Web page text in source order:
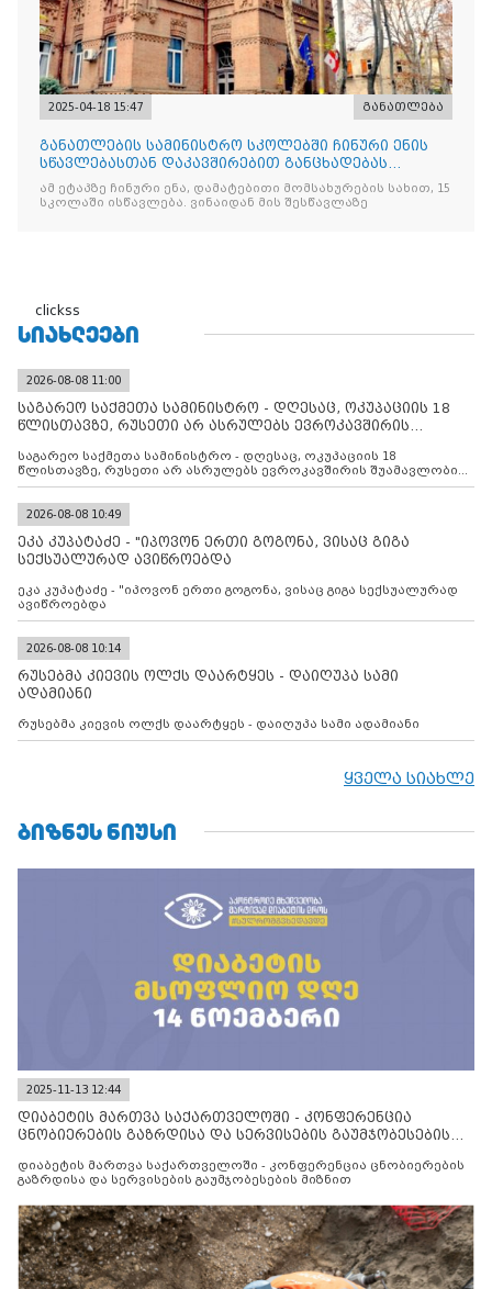
2025-04-18 15:47 განათლება
განათლების სამინისტრო სკოლებში ჩინური ენის
სწავლებასთან დაკავშირებით განცხადებას
ავრცელებს
ამ ეტაპზე ჩინური ენა, დამატებითი მომსახურების სახით, 15
სკოლაში ისწავლება. ვინაიდან მის შესწავლაზე
clickss
ᲡᲘᲐᲮᲚᲔᲔᲑᲘ
2026-08-08 11:00
საგარეო საქმეთა სამინისტრო - დღესაც, ოკუპაციის 18
წლისთავზე, რუსეთი არ ასრულებს ევროკავშირის
საგარეო საქმეთა სამინისტრო - დღესაც, ოკუპაციის 18
წლისთავზე, რუსეთი არ ასრულებს ევროკავშირის შუამავლობით
დადებულ 2008 წლის 12 აგვისტოს ცეცხლის შეწყვეტის
კონტროლს ოკუპირებულ რეგიონებში, აგრძელებს მათი
მილიტარიზაციის პროცესს და აქტიურად დგამს ნაბიჯებს მათი
ფაქტობრივი ანექსიისკენ
2026-08-08 10:49
ეკა კუპატაძე - "იპოვონ ერთი გოგონა, ვისაც გიგა
სექსუალურად ავიწროებდა
ეკა კუპატაძე - "იპოვონ ერთი გოგონა, ვისაც გიგა სექსუალურად
ავიწროებდა
2026-08-08 10:14
რუსებმა კიევის ოლქს დაარტყეს - დაიღუპა სამი
ადამიანი
რუსებმა კიევის ოლქს დაარტყეს - დაიღუპა სამი ადამიანი
ყველა სიახლე
ᲑᲘᲖᲜᲔᲡ ᲜᲘᲣᲡᲘ
2025-11-13 12:44
დიაბეტის მართვა საქართველოში - კონფერენცია
ცნობიერების გაზრდისა და სერვისების გაუმჯობესების
დიაბეტის მართვა საქართველოში - კონფერენცია ცნობიერების
გაზრდისა და სერვისების გაუმჯობესების მიზნით